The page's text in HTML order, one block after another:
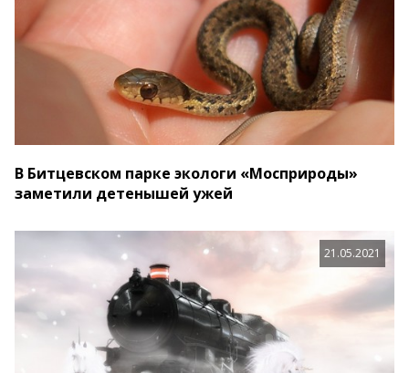
В Битцевском парке экологи «Мосприроды»
заметили детенышей ужей
21.05.2021